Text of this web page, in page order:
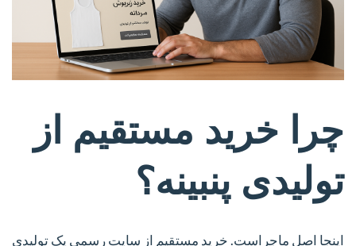
چرا خرید مستقیم از
تولیدی پنبینه؟
اینجا اصل ماجراست. خرید مستقیم از سایت رسمی یک تولیدی